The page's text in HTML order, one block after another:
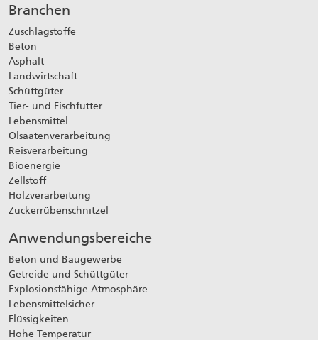
Branchen
Zuschlagstoffe
Beton
Asphalt
Landwirtschaft
Schüttgüter
Tier- und Fischfutter
Lebensmittel
Ölsaatenverarbeitung
Reisverarbeitung
Bioenergie
Zellstoff
Holzverarbeitung
Zuckerrübenschnitzel
Anwendungsbereiche
Beton und Baugewerbe
Getreide und Schüttgüter
Explosionsfähige Atmosphäre
Lebensmittelsicher
Flüssigkeiten
Hohe Temperatur